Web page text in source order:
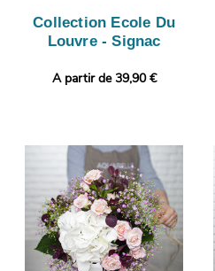
Collection Ecole Du
Louvre - Signac
A partir de 39,90 €